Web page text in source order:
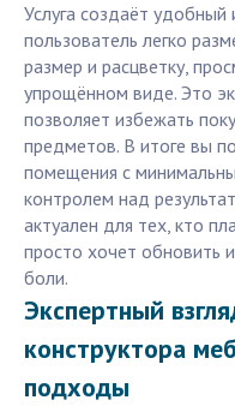
Услуга создаёт удобный
пользователь легко
размер и расцветку,
упрощённом виде. Это
позволяет избежать
предметов. В итоге вы
помещения с
контролем над
актуален для тех, кто
просто хочет обновить
боли.
Экспертный
конструктора
подходы